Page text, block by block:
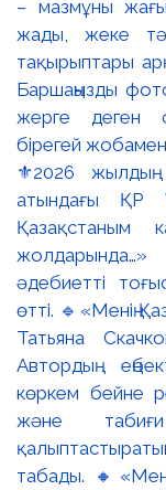
⚜️2026 жылдың
атындағы ҚР
Қазақстаным
әдебиетті
өтті. 🔹«Менің
Татьяна
Автордың
көркем бейне
және
табады.